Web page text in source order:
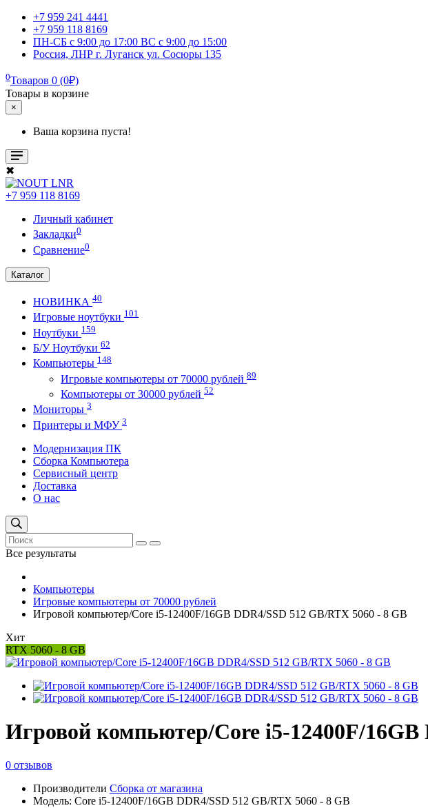
+7 959 241 4441
+7 959 118 8169
ПН-СБ с 9:00 до 17:00 ВС с 9:00 до 15:00
Россия, ЛНР г. Луганск ул. Сосюры 135
0Товаров 0 (0₽)
Товары в корзине
×
Ваша корзина пуста!
✖
+7 959 118 8169
Личный кабинет
Закладки0
Сравнение0
Каталог
НОВИНКА 40
Игровые ноутбуки 101
Ноутбуки 159
Б/У Ноутбуки 62
Компьютеры 148
Игровые компьютеры от 70000 рублей 89
Компьютеры от 30000 рублей 52
Мониторы 3
Принтеры и МФУ 3
Модернизация ПК
Сборка Компьютера
Сервисный центр
Доставка
О нас
Все результаты
Компьютеры
Игровые компьютеры от 70000 рублей
Игровой компьютер/Core i5-12400F/16GB DDR4/SSD 512 GB/RTX 5060 - 8 GB
Хит
RTX 5060 - 8 GB
Игровой компьютер/Core i5-12400F/16GB
0 отзывов
Производители Сборка от магазина
Модель: Core i5-12400F/16GB DDR4/SSD 512 GB/RTX 5060 - 8 GB